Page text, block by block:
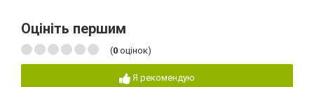
Оцініть першим
(0 оцінок)
Я рекомендую